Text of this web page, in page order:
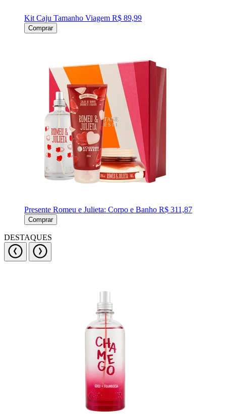
Kit Caju Tamanho Viagem R$ 89,99
Comprar
Presente Romeu e Julieta: Corpo e Banho R$ 311,87
Comprar
DESTAQUES